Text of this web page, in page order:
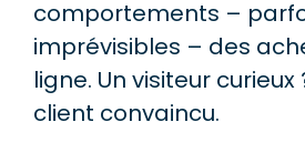
comportements –
imprévisibles – des
ligne. Un visiteur curieux
client convaincu.